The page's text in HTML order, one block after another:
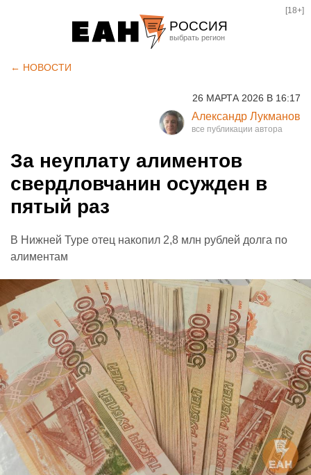
РОССИЯ
Курган
Оренбург
[18+]
← НОВОСТИ
26 МАРТА 2026 В 16:17
Александр Лукманов
За неуплату алиментов
свердловчанин осужден в
пятый раз
В Нижней Туре отец накопил 2,8 млн рублей долга по
алиментам